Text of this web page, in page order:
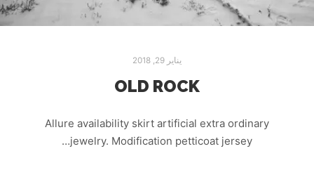
يناير 29, 2018
OLD ROCK
Allure availability skirt artificial extra ordinary
jewelry. Modification petticoat jersey…